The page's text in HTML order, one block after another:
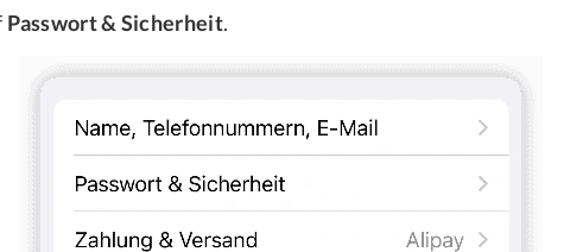
Passwort & Sicherheit.